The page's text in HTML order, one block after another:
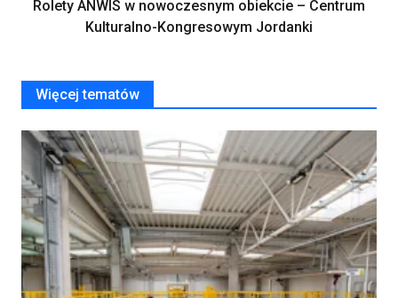
Rolety ANWIS w nowoczesnym obiekcie – Centrum
Kulturalno-Kongresowym Jordanki
Więcej tematów